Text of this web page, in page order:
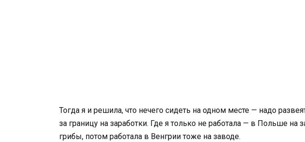
Тогда я и решила, что нечего сидеть на одном месте — надо
за границу на заработки. Где я только не работала — в Польше на
грибы, потом работала в Венгрии тоже на заводе.